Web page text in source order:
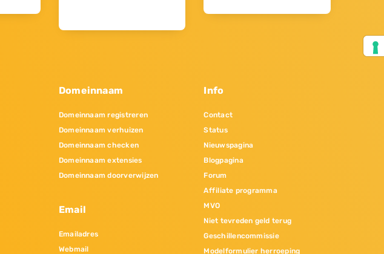
Domeinnaam
Domeinnaam registreren
Domeinnaam verhuizen
Domeinnaam checken
Domeinnaam extensies
Domeinnaam doorverwijzen
Email
Emailadres
Webmail
Info
Contact
Status
Nieuwspagina
Blogpagina
Forum
Affiliate programma
MVO
Niet tevreden geld terug
Geschillencommissie
Modelformulier herroeping